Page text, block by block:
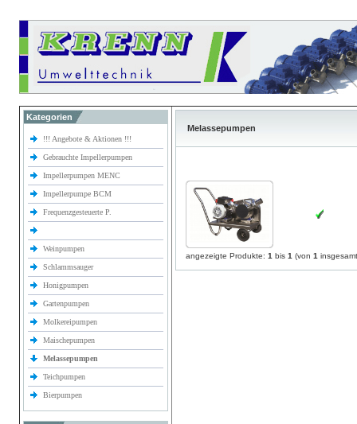
Kategorien
!!! Angebote & Aktionen !!!
Gebrauchte Impellerpumpen
Impellerpumpen MENC
Impellerpumpe BCM
Frequenzgesteuerte P.
Weinpumpen
Schlammsauger
Honigpumpen
Gartenpumpen
Molkereipumpen
Maischepumpen
Melassepumpen
Teichpumpen
Bierpumpen
Melassepumpen
angezeigte Produkte: 1 bis 1 (von 1